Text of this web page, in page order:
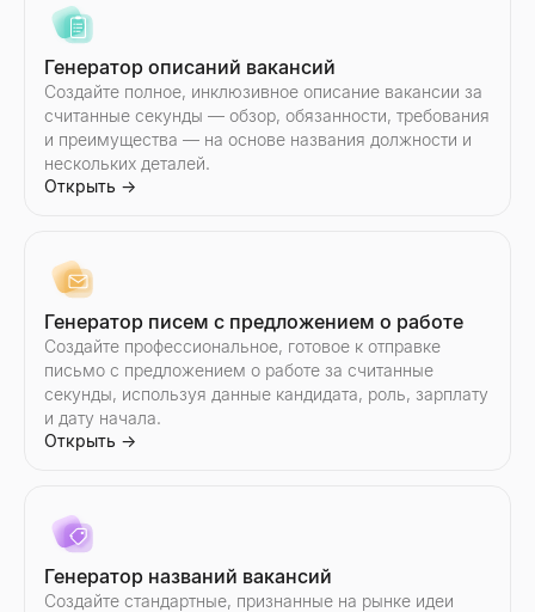
Сравните двух инфлюенсеров Instagram — уровень
Открыть
Сравните двух инфлюенсеров Twitter/X — уровень
Открыть
Lessie AI Усильте ваши email-кампании. Легко
Открыть
Список адресов электронной почты
Находите целевые списки email-адресов по отрасли и
Открыть
Email-аутрич
Автоматизируйте персонализированную email-рассылку с
Открыть→
Протестируйте тему письма бесплатно. Получите
Открыть
Введите домен — получите оценку сигналов покупки в
Открыть
Сканер сигналов найма
Введите название компании — узнайте, кого они
Открыть
Малый бизнес рядом
Найдите малый бизнес рядом с вами — открыт сейчас,
Открыть→
Мгновенно создавайте снимки B2B-разведки компаний —
Открыть
Генератор описаний вакансий
Создайте полное, инклюзивное описание вакансии за
считанные секунды — обзор, обязанности, требования
и преимущества — на основе названия должности и
нескольких деталей.
Открыть →
Генератор писем с предложением о работе
Создайте профессиональное, готовое к отправке
письмо с предложением о работе за считанные
секунды, используя данные кандидата, роль, зарплату
и дату начала.
Открыть →
Генератор названий вакансий
Создайте стандартные, признанные на рынке идеи